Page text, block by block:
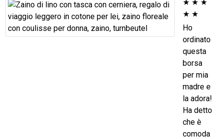
★ ★ ★
★ ★
Ho
ordinato
questa
borsa
per mia
madre e
la adora!
Ha detto
che è
comoda